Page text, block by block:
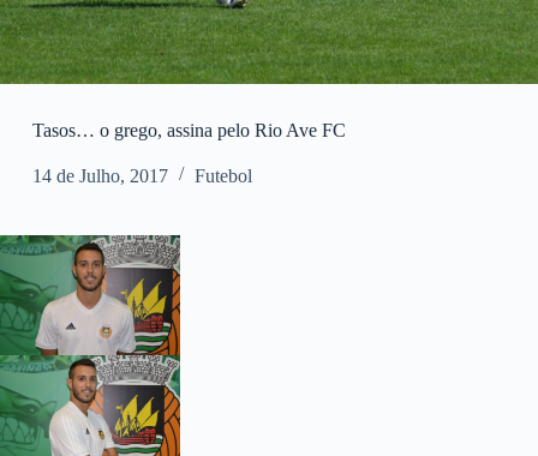
Tasos… o grego, assina pelo Rio Ave FC
14 de Julho, 2017 Futebol